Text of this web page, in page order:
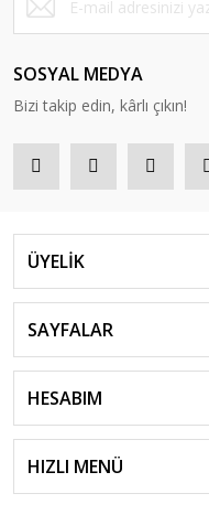
SOSYAL MEDYA
Bizi takip edin, kârlı çıkın!
ÜYELİK
SAYFALAR
HESABIM
HIZLI MENÜ